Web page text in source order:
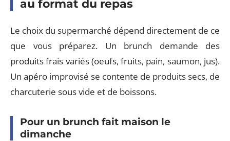
au format du repas
Le choix du supermarché dépend directement de ce
que vous préparez. Un brunch demande des
produits frais variés (oeufs, fruits, pain, saumon, jus).
Un apéro improvisé se contente de produits secs, de
charcuterie sous vide et de boissons.
Pour un brunch fait maison le
dimanche